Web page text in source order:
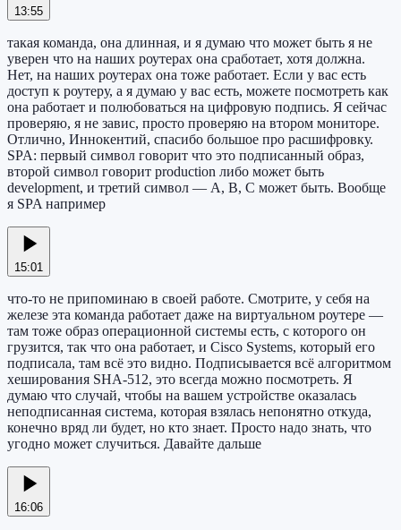
13:55
такая команда, она длинная, и я думаю что может быть я не
уверен что на наших роутерах она сработает, хотя должна.
Нет, на наших роутерах она тоже работает. Если у вас есть
доступ к роутеру, а я думаю у вас есть, можете посмотреть как
она работает и полюбоваться на цифровую подпись. Я сейчас
проверяю, я не завис, просто проверяю на втором мониторе.
Отлично, Иннокентий, спасибо большое про расшифровку.
SPA: первый символ говорит что это подписанный образ,
второй символ говорит production либо может быть
development, и третий символ — A, B, C может быть. Вообще
я SPA например
15:01
что-то не припоминаю в своей работе. Смотрите, у себя на
железе эта команда работает даже на виртуальном роутере —
там тоже образ операционной системы есть, с которого он
грузится, так что она работает, и Cisco Systems, который его
подписала, там всё это видно. Подписывается всё алгоритмом
хеширования SHA-512, это всегда можно посмотреть. Я
думаю что случай, чтобы на вашем устройстве оказалась
неподписанная система, которая взялась непонятно откуда,
конечно вряд ли будет, но кто знает. Просто надо знать, что
угодно может случиться. Давайте дальше
16:06